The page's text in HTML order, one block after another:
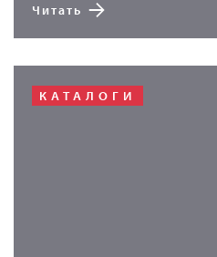
Читать
КАТАЛОГИ